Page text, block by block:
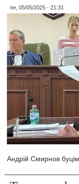
пн, 05/05/2025 - 21:31
Андрій Смирнов